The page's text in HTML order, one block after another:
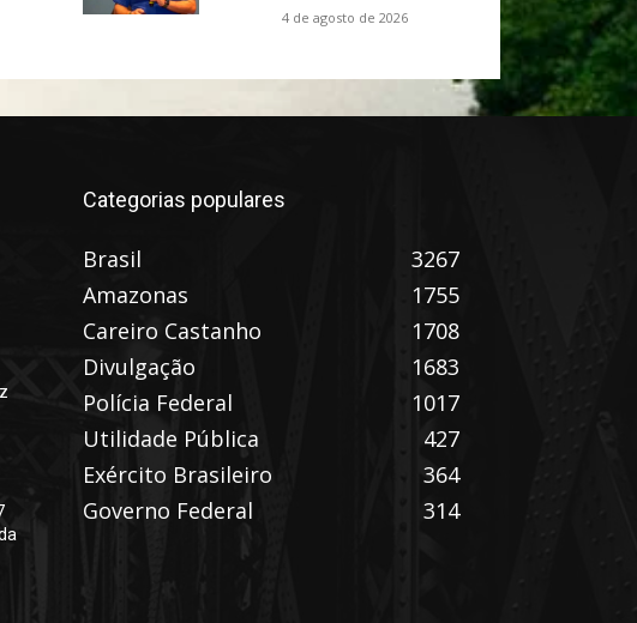
4 de agosto de 2026
Categorias populares
Brasil
3267
Amazonas
1755
Careiro Castanho
1708
Divulgação
1683
Polícia Federal
1017
Utilidade Pública
427
Exército Brasileiro
364
Governo Federal
314